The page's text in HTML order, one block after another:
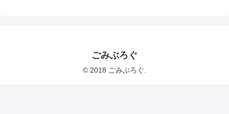
ごみぶろぐ
© 2018 ごみぶろぐ.